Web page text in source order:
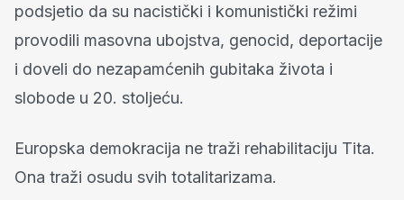
podsjetio da su nacistički i komunistički režimi
provodili masovna ubojstva, genocid, deportacije
i doveli do nezapamćenih gubitaka života i
slobode u 20. stoljeću.
Europska demokracija ne traži rehabilitaciju Tita.
Ona traži osudu svih totalitarizama.